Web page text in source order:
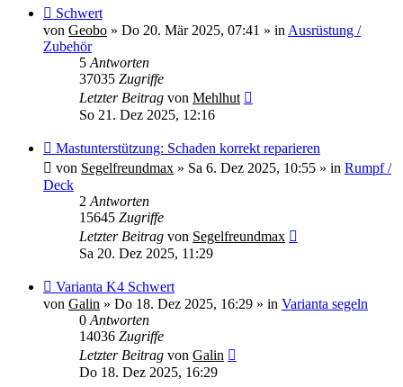
Neuer
Beitrag
Schwert
von Geobo » Do 20. Mär 2025, 07:41 » in Ausrüstung /
Zubehör
5 Antworten
37035 Zugriffe
Letzter Beitrag von Mehlhut
So 21. Dez 2025, 12:16
Neuer
Beitrag
Mastunterstützung: Schaden korrekt reparieren
von Segelfreundmax » Sa 6. Dez 2025, 10:55 » in Rumpf /
Deck
2 Antworten
15645 Zugriffe
Letzter Beitrag von Segelfreundmax
Sa 20. Dez 2025, 11:29
Neuer
Beitrag
Varianta K4 Schwert
von Galin » Do 18. Dez 2025, 16:29 » in Varianta segeln
0 Antworten
14036 Zugriffe
Letzter Beitrag von Galin
Do 18. Dez 2025, 16:29